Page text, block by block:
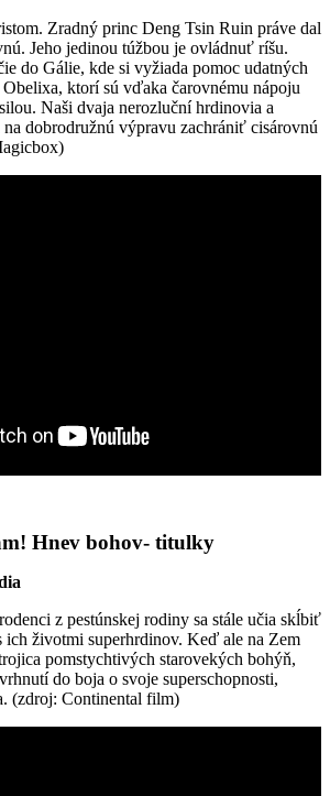
Zradný princ Deng Tsin Ruin práve dal
Jeho jedinou túžbou je ovládnuť ríšu.
do Gálie, kde si vyžiada pomoc udatných
ktorí sú vďaka čarovnému nápoju
Naši dvaja nerozluční hrdinovia a
dobrodružnú výpravu zachrániť cisárovnú
Hnev bohov- titulky
z pestúnskej rodiny sa stále učia skĺbiť
ich životmi superhrdinov. Keď ale na Zem
pomstychtivých starovekých bohýň,
do boja o svoje superschopnosti,
(zdroj: Continental film)